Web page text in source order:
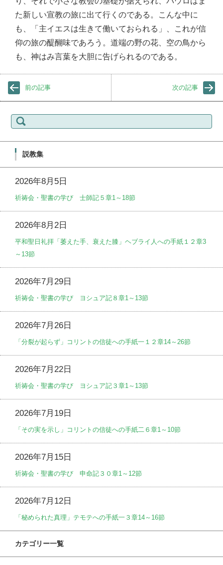
た新しい宣教の旅に出て行くのである。こんな中に
も、「主イエスは生きて働いておられる」、これが信
仰の旅の醍醐味であろう。道端の野の花、空の鳥から
も、神はみ言葉を大胆に告げられるのである。
前の記事 次の記事
索:
説教集
2026年8月5日
祈祷会・聖書の学び 士師記５章1～18節
2026年8月2日
平和聖日礼拝「萎えた手、衰えた膝」ヘブライ人への手紙１２章3
～13節
2026年7月29日
祈祷会・聖書の学び ヨシュア記８章1～13節
2026年7月26日
「分裂が起らず」コリントの信徒への手紙一１２章14～26節
2026年7月22日
祈祷会・聖書の学び ヨシュア記３章1～13節
2026年7月19日
「その実を示し」コリントの信徒への手紙二６章1～10節
2026年7月15日
祈祷会・聖書の学び 申命記３０章1～12節
2026年7月12日
「秘められた真理」テモテへの手紙一３章14～16節
カテゴリー一覧